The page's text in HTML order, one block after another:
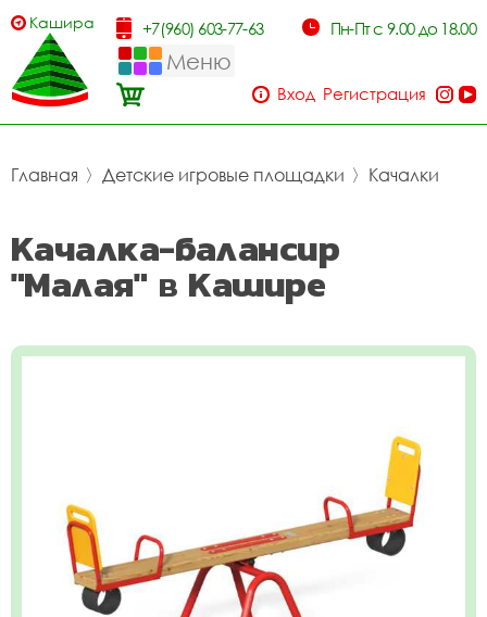
Кашира +7(960) 603-77-63 Пн-Пт с 9.00 до 18.00
Меню
Вход Регистрация
Главная 〉 Детские игровые площадки 〉 Качалки
Качалка-балансир
"Малая" в Кашире